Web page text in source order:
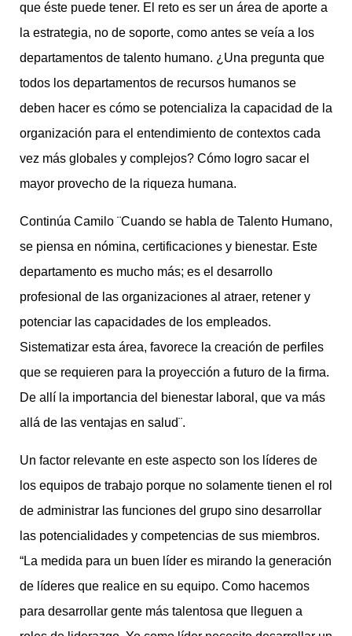
que éste puede tener. El reto es ser un área de aporte a
la estrategia, no de soporte, como antes se veía a los
departamentos de talento humano. ¿Una pregunta que
todos los departamentos de recursos humanos se
deben hacer es cómo se potencializa la capacidad de la
organización para el entendimiento de contextos cada
vez más globales y complejos? Cómo logro sacar el
mayor provecho de la riqueza humana.
Continúa Camilo ¨Cuando se habla de Talento Humano,
se piensa en nómina, certificaciones y bienestar. Este
departamento es mucho más; es el desarrollo
profesional de las organizaciones al atraer, retener y
potenciar las capacidades de los empleados.
Sistematizar esta área, favorece la creación de perfiles
que se requieren para la proyección a futuro de la firma.
De allí la importancia del bienestar laboral, que va más
allá de las ventajas en salud¨.
Un factor relevante en este aspecto son los líderes de
los equipos de trabajo porque no solamente tienen el rol
de administrar las funciones del grupo sino desarrollar
las potencialidades y competencias de sus miembros.
“La medida para un buen líder es mirando la generación
de líderes que realice en su equipo. Como hacemos
para desarrollar gente más talentosa que lleguen a